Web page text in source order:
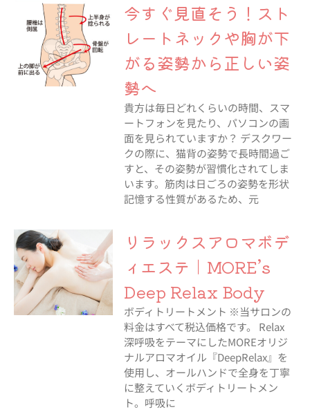
今すぐ見直そう！スト
レートネックや胸が下
がる姿勢から正しい姿
勢へ
貴方は毎日どれくらいの時間、スマ
ートフォンを見たり、パソコンの画
面を見られていますか？ デスクワー
クの際に、猫背の姿勢で長時間過ご
すと、その姿勢が習慣化されてしま
います。筋肉は日ごろの姿勢を形状
記憶する性質があるため、元
リラックスアロマボデ
ィエステ｜MORE’s
Deep Relax Body
ボディトリートメント ※当サロンの
料金はすべて税込価格です。 Relax
深呼吸をテーマにしたMOREオリジ
ナルアロマオイル『DeepRelax』を
使用し、オールハンドで全身を丁寧
に整えていくボディトリートメン
ト。呼吸に